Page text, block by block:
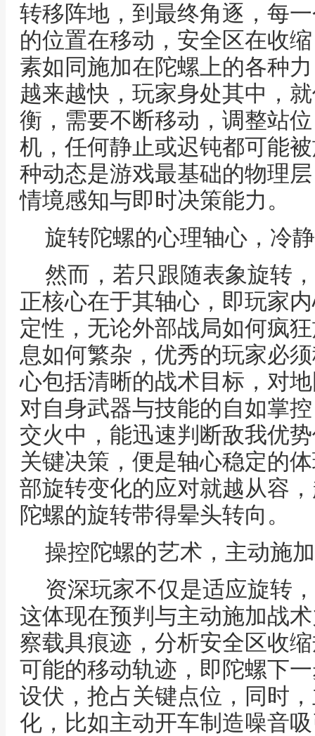
转移阵地，到最终角逐，每
的位置在移动，安全区在收
素如同施加在陀螺上的各种
越来越快，玩家身处其中，
衡，需要不断移动，调整站
机，任何静止或迟钝都可能
种动态是游戏最基础的物理
情境感知与即时决策能力。
旋转陀螺的心理轴心，冷
然而，若只跟随表象旋转
正核心在于其轴心，即玩家
定性，无论外部战局如何疯
息如何繁杂，优秀的玩家必
心包括清晰的战术目标，对
对自身武器与技能的自如掌
交火中，能迅速判断敌我优
关键决策，便是轴心稳定的
部旋转变化的应对就越从容
陀螺的旋转带得晕头转向。
操控陀螺的艺术，主动施
资深玩家不仅是适应旋转
这体现在预判与主动施加战
察载具痕迹，分析安全区收
可能的移动轨迹，即陀螺下
设伏，抢占关键点位，同时
化，比如主动开车制造噪音